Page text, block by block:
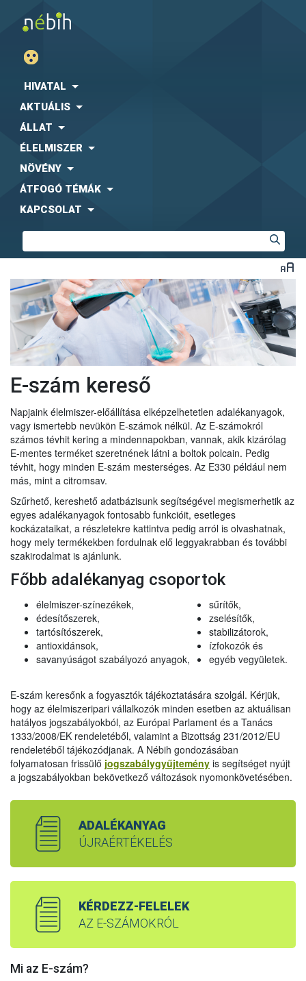
HIVATAL
AKTUÁLIS
ÁLLAT
ÉLELMISZER
NÖVÉNY
ÁTFOGÓ TÉMÁK
KAPCSOLAT
E-szám kereső
Napjaink élelmiszer-előállítása elképzelhetetlen adalékanyagok,
vagy ismertebb nevükön E-számok nélkül. Az E-számokról
számos tévhit kering a mindennapokban, vannak, akik kizárólag
E-mentes terméket szeretnének látni a boltok polcain. Pedig
tévhit, hogy minden E-szám mesterséges. Az E330 például nem
más, mint a citromsav.
Szűrhető, kereshető adatbázisunk segítségével megismerhetik az
egyes adalékanyagok fontosabb funkcióit, esetleges
kockázataikat, a részletekre kattintva pedig arról is olvashatnak,
hogy mely termékekben fordulnak elő leggyakrabban és további
szakirodalmat is ajánlunk.
Főbb adalékanyag csoportok
élelmiszer-színezékek,
édesítőszerek,
tartósítószerek,
antioxidánsok,
savanyúságot szabályozó anyagok,
sűrítők,
zselésítők,
stabilizátorok,
ízfokozók és
egyéb vegyületek.
E-szám keresőnk a fogyasztók tájékoztatására szolgál. Kérjük,
hogy az élelmiszeripari vállalkozók minden esetben az aktuálisan
hatályos jogszabályokból, az Európai Parlament és a Tanács
1333/2008/EK rendeletéből, valamint a Bizottság 231/2012/EU
rendeletéből tájékozódjanak. A Nébih gondozásában
folyamatosan frissülő jogszabálygyűjtemény is segítséget nyújt
a jogszabályokban bekövetkező változások nyomonkövetésében.
ADALÉKANYAG
ÚJRAÉRTÉKELÉS
KÉRDEZZ-FELELEK
AZ E-SZÁMOKRÓL
Mi az E-szám?